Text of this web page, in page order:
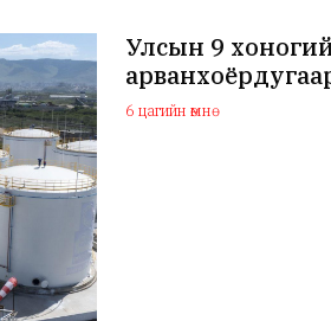
Улсын 9
6 цагийн өмнө